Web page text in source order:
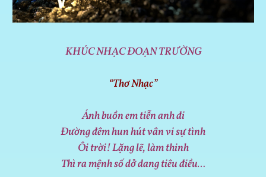
KHÚC NHẠC ĐOẠN TRƯỜNG
“Thơ Nhạc”
Ánh buồn em tiễn anh đi
Đường đêm hun hút vân vi sự tình
Ôi trời! Lặng lẽ, làm thinh
Thì ra mệnh số dở dang tiêu điều…